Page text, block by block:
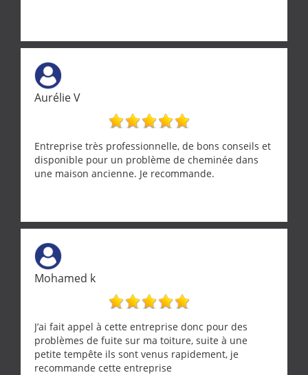
Aurélie V
Entreprise très professionnelle, de bons conseils et
disponible pour un problème de cheminée dans
une maison ancienne. Je recommande.
Mohamed k
J’ai fait appel à cette entreprise donc pour des
problèmes de fuite sur ma toiture, suite à une
petite tempête ils sont venus rapidement, je
recommande cette entreprise